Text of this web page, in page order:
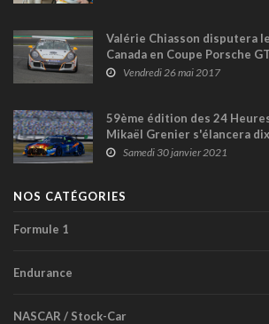
Valérie Chiasson disputera
Canada en Coupe Porsche
Vendredi 26 mai 2017
59ème édition des 24
Mikaël Grenier s'élancera
Samedi 30 janvier 2021
NOS CATÉGORIES
Formule 1
Endurance
NASCAR / Stock-Car